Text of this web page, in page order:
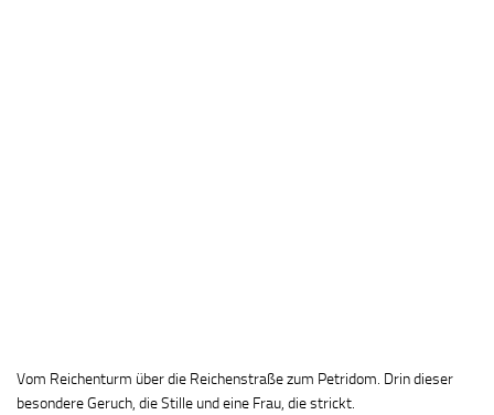
Vom Reichenturm über die Reichenstraße zum Petridom. Drin dieser
besondere Geruch, die Stille und eine Frau, die strickt.